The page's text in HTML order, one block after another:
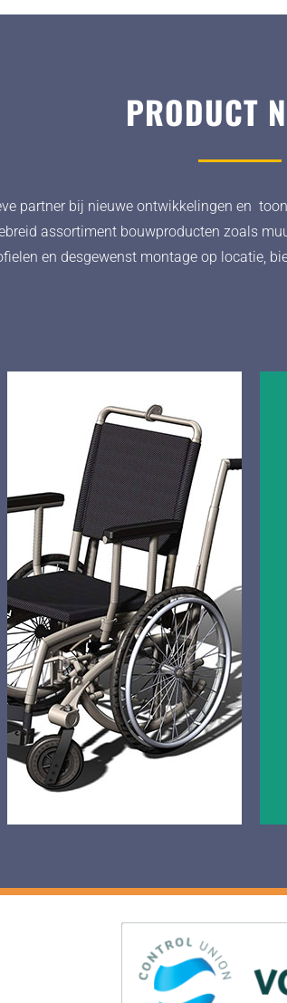
PRODUCT
partner bij nieuwe ontwikkelingen en
assortiment bouwproducten zoals
en desgewenst montage op locatie,
02
Unieke lichtgewicht
magnesium rolstoel met
til-zitkussen verhoogt
comfort & mobiliteit van
de gebruiker.